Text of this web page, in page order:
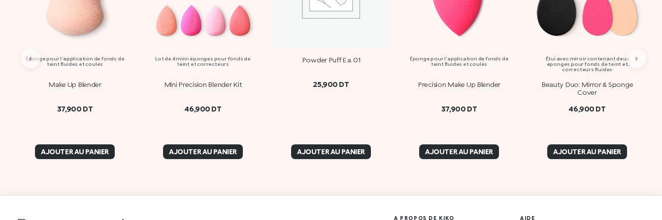
Éponge pour l'application de fonds de
teint fluides et coulés
Make Up Blender
37,900 DT
AJOUTER AU PANIER
Lot de 4 mini-éponges pour fonds de
teint et correcteurs
Mini Precision Blender Kit
46,900 DT
AJOUTER AU PANIER
Powder Puff E.a. 01
25,900 DT
AJOUTER AU PANIER
Éponge pour l'application de fonds de
teint fluides et coulés
Precision Make Up Blender
37,900 DT
AJOUTER AU PANIER
Étui avec miroir contenant deux
éponges pour fonds de teint et
correcteurs fluides
Beauty Duo: Mirror & Sponge
Cover
46,900 DT
AJOUTER AU PANIER
‹ ›
A PROPOS DE KIKO AIDE